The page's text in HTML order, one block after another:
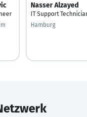
Nasser Alzayed
IT Support
Hamburg